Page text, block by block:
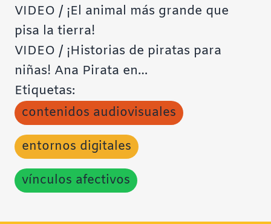
VIDEO / ¡El animal más grande que
pisa la tierra!
VIDEO / ¡Historias de piratas para
niñas! Ana Pirata en…
Etiquetas:
contenidos audiovisuales
entornos digitales
vínculos afectivos